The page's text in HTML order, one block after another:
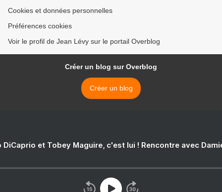
Cookies et données personnelles
Préférences cookies
Voir le profil de Jean Lévy sur le portail Overblog
Créer un blog sur Overblog
Créer un blog
DiCaprio et Tobey Maguire, c'est lui ! Rencontre avec